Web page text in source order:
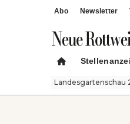
Abo Newsletter
Landesgartenschau